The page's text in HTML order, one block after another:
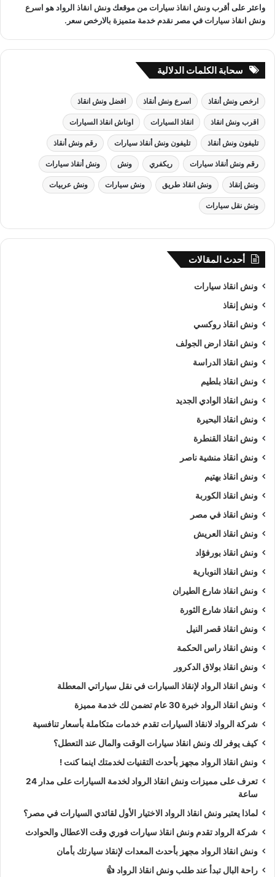
واعثر علىأقرب ونش انقاذ سياراتمن موقعك ونش انقاذ الرواد هو اسرع
ونش انقاذ سياراتفي مصر نقدم خدمة متميزة بالارخص سعر.
سحابة الكلمات الدلالية
ارخص ونش أنقاذ اسرع ونش أنقاذ افضل ونش انقاذ
اقرب ونش انقاذ انقاذ السيارات اوناش انقاذ السيارات
تليفون ونش أنقاذ تليفون ونش أنقاذ سيارات رقم ونش أنقاذ
رقم ونش أنقاذ سيارات ريكفري ونش ونش أنقاذ سيارات
ونش إنقاذ ونش انقاذ طريق ونش سيارات ونش عربيات
ونش نقل سيارات
أحدث المقالات
ونش انقاذ سيارات
ونش إنقاذ
ونش انقاذ روكسي
ونش انقاذ ارض الجولف
ونش انقاذ الدراسة
ونش انقاذ بلطيم
ونش انقاذ الوادي الجديد
ونش انقاذ البحيرة
ونش انقاذ القنطرة
ونش انقاذ منشية ناصر
ونش انقاذ بهتيم
ونش انقاذ الكوربة
ونش انقاذ في مصر
ونش انقاذ العريش
ونش انقاذ بورفؤاد
ونش انقاذ النوبارية
ونش انقاذ شارع الطيران
ونش انقاذ شارع الثورة
ونش انقاذ قصر النيل
ونش انقاذ راس الحكمة
ونش انقاذ بولاق الدكرور
ونش انقاذ الرواد لإنقاذ السيارات في نقل سياراتي المعطلة
ونش انقاذ الرواد خبرة 30 عام تضمن لك خدمة مميزة
شركة الرواد لانقاذ السيارات تقدم خدمات متكاملة بأسعار تنافسية
كيف يوفر لك ونش انقاذ سيارات الوقت والمال عند التعطل؟
ونش انقاذ الرواد مجهز بأحدث التقنيات لخدمتك اينما كنت !
تعرف على مميزات ونش انقاذ الرواد لخدمة السيارات على مدار 24
ساعة
لماذا يعتبر ونش انقاذ الرواد الاختيار الأول لقائدي السيارات في مصر؟
شركة الرواد تقدم ونش انقاذ سيارات فوري وقت الاعطال والحوادث
ونش انقاذ الرواد مجهز بأحدث المعدات لإنقاذ سيارتك بأمان
راحة البال تبدأ عند طلب ونش انقاذ الرواد 👍